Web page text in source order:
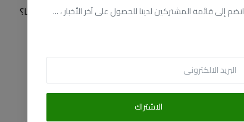
انضم إلى قائمة المشتركين لدينا للحصول على آخر الأخبار ، ...
الاشتراك
0
40.5k كيف توصلت الى موقعنا؟
عن طريق فيسبوك
عن طريق صديق لى